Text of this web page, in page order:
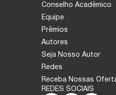
Conselho Acadêmico
Equipe
Prêmios
Autores
Seja Nosso Autor
Redes
Receba Nossas